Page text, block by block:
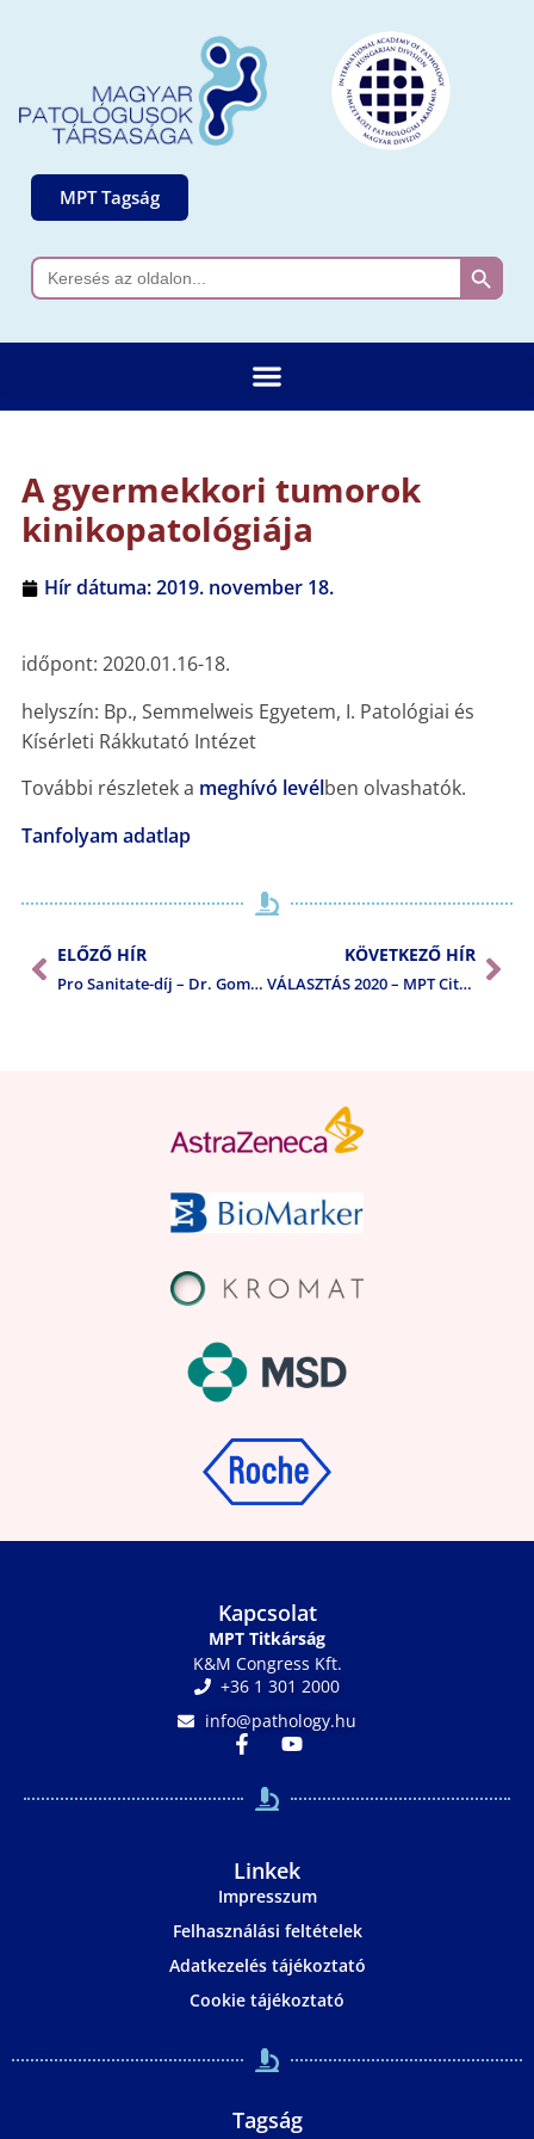
MPT Tagság
Search
for:
Search
A gyermekkori tumorok
kinikopatológiája
Hír dátuma:2019. november 18.
időpont: 2020.01.16-18.
helyszín: Bp., Semmelweis Egyetem, I. Patológiai és
Kísérleti Rákkutató Intézet
További részletek a meghívó levélben olvashatók.
Tanfolyam adatlap
ELŐZŐ HÍR
Pro Sanitate-díj – Dr. Gombás Péter
KÖVETKEZŐ HÍR
VÁLASZTÁS 2020 – MPT Citodiagnosztikai Szekció
Kapcsolat
MPT Titkárság
K&M Congress Kft.
+36 1 301 2000
info@pathology.hu
Linkek
Impresszum
Felhasználási feltételek
Adatkezelés tájékoztató
Cookie tájékoztató
Tagság